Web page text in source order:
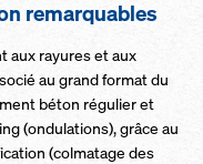
remarquables
aux rayures et aux
au grand format du
béton régulier et
(ondulations), grâce au
(colmatage des